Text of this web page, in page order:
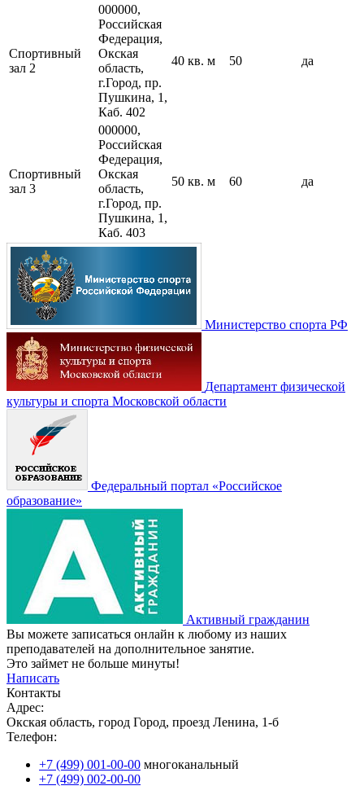
Спортивный
зал 2
000000,
Российская
Федерация,
Окская
область,
г.Город, пр.
Пушкина, 1,
Каб. 402
40 кв. м 50 да
Спортивный
зал 3
000000,
Российская
Федерация,
Окская
область,
г.Город, пр.
Пушкина, 1,
Каб. 403
50 кв. м 60 да
Министерство спорта РФ
Департамент физической
культуры и спорта Московской области
Федеральный портал «Российское
образование»
Активный гражданин
Вы можете записаться онлайн к любому из наших
преподавателей на дополнительное занятие.
Это займет не больше минуты!
Написать
Контакты
Адрес:
Окская область, город Город, проезд Ленина, 1-б
Телефон:
+7 (499) 001-00-00 многоканальный
+7 (499) 002-00-00